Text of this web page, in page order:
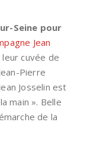
Seine pour
Jean
cuvée de
Pierre
Josselin est
main ». Belle
de la